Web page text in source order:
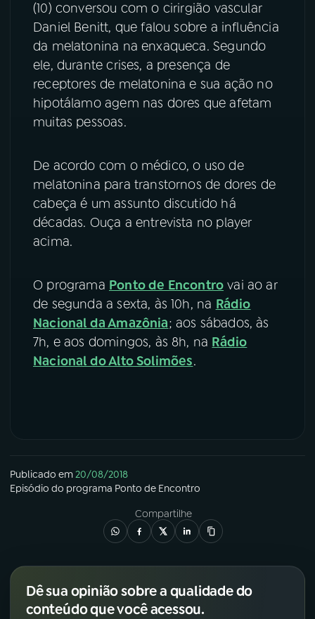
YouTube Facebook
Instagram X
TikTok
(10) conversou com o cirirgião vascular
Daniel Benitt, que falou sobre a influência
da melatonina na enxaqueca. Segundo
ele, durante crises, a presença de
receptores de melatonina e sua ação no
hipotálamo agem nas dores que afetam
muitas pessoas.
De acordo com o médico, o uso de
melatonina para transtornos de dores de
cabeça é um assunto discutido há
décadas. Ouça a entrevista no player
acima.
O programa Ponto de Encontro vai ao ar
de segunda a sexta, às 10h, na Rádio
Nacional da Amazônia; aos sábados, às
7h, e aos domingos, às 8h, na Rádio
Nacional do Alto Solimões.
Publicado em20/08/2018
Episódio do programa Ponto de Encontro
Compartilhe
Dê sua opinião sobre a qualidade do
conteúdo que você acessou.